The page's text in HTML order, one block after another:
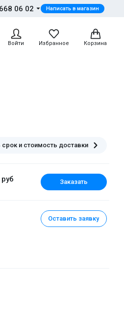
06 02 Написать в магазин
Войти
Избранное Корзина
срок и стоимость доставки
Заказать
Оставить заявку